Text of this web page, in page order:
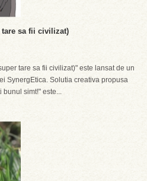
sa fii civilizat)
tare sa fii civilizat)" este lansat de un
SynergEtica. Solutia creativa propusa
bunul simt!" este...